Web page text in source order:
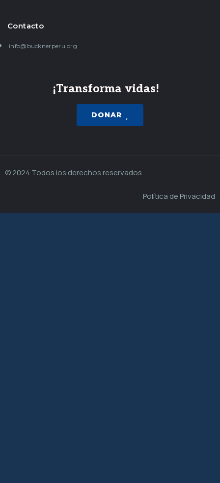
Contacto
info@bucknerperu.org
¡Transforma vidas!
DONAR
© 2024 Todos los derechos reservados
Política de Privacidad